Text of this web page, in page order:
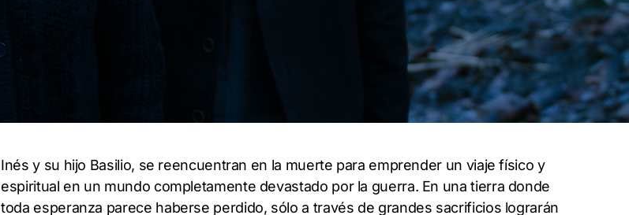
Inés y su hijo Basilio, se reencuentran en la muerte para emprender un viaje físico y
espiritual en un mundo completamente devastado por la guerra. En una tierra donde
toda esperanza parece haberse perdido, sólo a través de grandes sacrificios lograrán